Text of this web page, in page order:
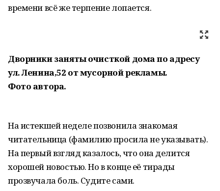
времени всё же терпение лопается.
Дворники заняты очисткой дома по адресу
ул. Ленина,52 от мусорной рекламы.
Фото автора.
На истекшей неделе позвонила знакомая
читательница (фамилию просила не указывать).
На первый взгляд казалось, что она делится
хорошей новостью. Но в конце её тирады
прозвучала боль. Судите сами.